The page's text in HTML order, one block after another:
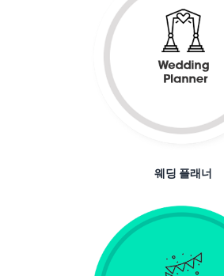
웨딩 플래너